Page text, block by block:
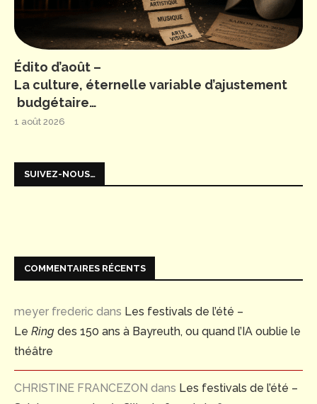
Édito d’août –
La culture, éternelle variable d’ajustement
budgétaire…
1 août 2026
SUIVEZ-NOUS…
COMMENTAIRES RÉCENTS
meyer frederic dans Les festivals de l’été –
Le Ring des 150 ans à Bayreuth, ou quand l’IA oublie le
théâtre
CHRISTINE FRANCEZON dans Les festivals de l’été –